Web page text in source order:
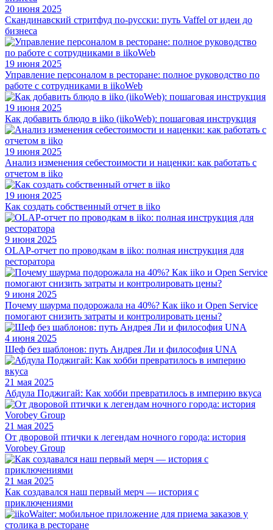
20 июня 2025
Скандинавский стритфуд по-русски: путь Vaffel от идеи до
бизнеса
19 июня 2025
Управление персоналом в ресторане: полное руководство по
работе с сотрудниками в iikoWeb
19 июня 2025
Как добавить блюдо в iiko (iikoWeb): пошаговая инструкция
19 июня 2025
Анализ изменения себестоимости и наценки: как работать с
отчетом в iiko
19 июня 2025
Как создать собственный отчет в iiko
9 июня 2025
OLAP-отчет по проводкам в iiko: полная инструкция для
ресторатора
9 июня 2025
Почему шаурма подорожала на 40%? Как iiko и Open Service
помогают снизить затраты и контролировать цены?
4 июня 2025
Шеф без шаблонов: путь Андрея Ли и философия UNA
21 мая 2025
Абдула Поджигай: Как хобби превратилось в империю вкуса
21 мая 2025
От дворовой птички к легендам ночного города: история
Vorobey Group
21 мая 2025
Как создавался наш первый мерч — история с
приключениями